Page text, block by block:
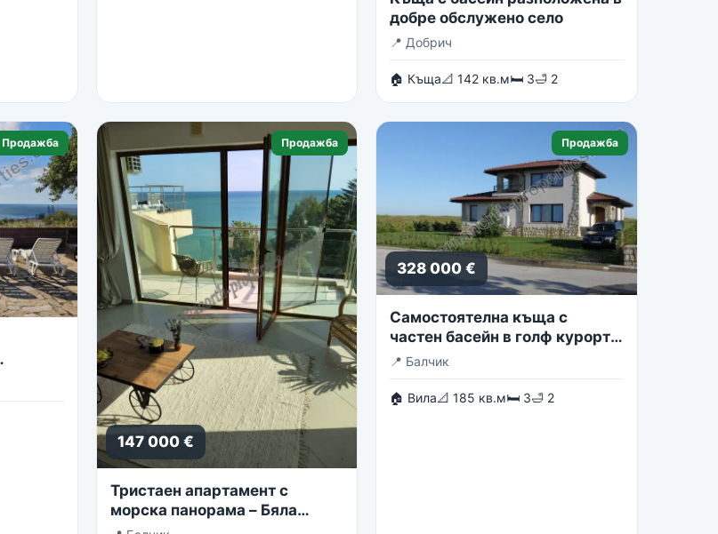
добре обслужено село
📍 Добрич
🏠 Къща📐 142 кв.м🛏 3🛁 2
Продажба Продажба
147 000 €
Тристаен апартамент с
морска панорама – Бяла
Лагуна, комплекс Golf Coast
Продажба
328 000 €
Самостоятелна къща с
частен басейн в голф курорта
Блексирама
📍 Балчик
🏠 Вила📐 185 кв.м🛏 3🛁 2